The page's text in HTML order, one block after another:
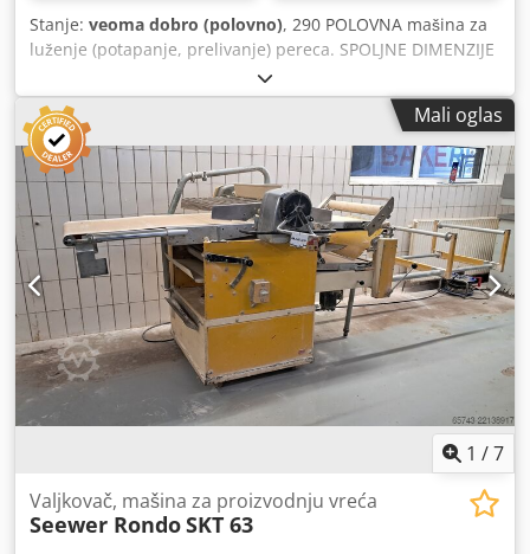
Stanje: veoma dobro (polovno), 290 POLOVNA mašina za
luženje (potapanje, prelivanje) pereca. SPOLJNE DIMENZIJE
(u cm): - visina 110, - širina 82, - radna širina: 58, - dužina
343. Dcedpfxeyguk Ns Alnjk Navedena cena je bez PDV-a.
PRIČAMO ENGLESKI, NEMAČKI, FRANCUSKI, RUSKI,
UKRAJINSKI. U našoj ponudi možete pronaći pekarske peći,
peći za kolica, etažne peći, poslastičarske peći, prodajne
peći, pekarske mašine, linije za hleb, linije za kifle, linije za
kolače, linije za kroasane, mašine za bagete, mešače,
mikserima, mašine za valjanje, mašine za kiflice. Pogledajte
sve naše oglase.
Mali oglas
1 /7
Valjkovač, mašina za proizvodnju vreća
Seewer RondoSKT 63